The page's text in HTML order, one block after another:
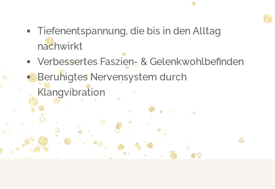
Tiefenentspannung, die bis in den Alltag
nachwirkt
Verbessertes Faszien- & Gelenk­wohlbefinden
Beruhigtes Nervensystem durch
Klangvibration